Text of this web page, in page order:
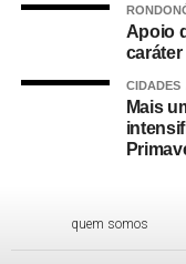
Apoio
caráter
CIDADES
Mais
quem somos